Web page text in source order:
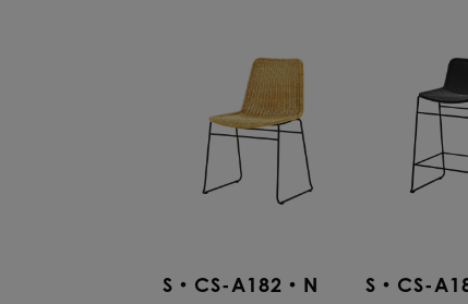
S・CS-A182・N
S・CS-